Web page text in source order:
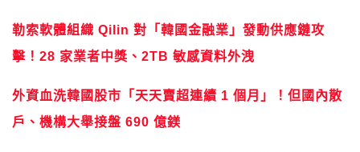
勒索軟體組織 Qilin 對「韓國金融業」發動供應鏈攻
擊！28 家業者中獎、2TB 敏感資料外洩
外資血洗韓國股市「天天賣超連續 1 個月」！但國內散
戶、機構大舉接盤 690 億鎂